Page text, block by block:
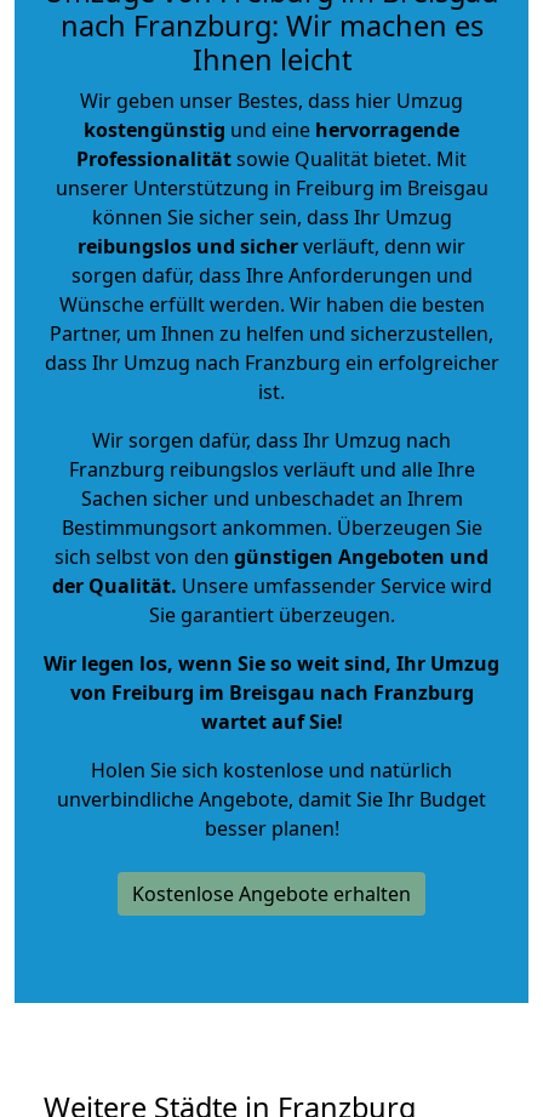
nach Franzburg: Wir machen es
Ihnen leicht
Wir geben unser Bestes, dass hier Umzug
kostengünstig und eine hervorragende
Professionalitätsowie Qualität bietet. Mit
unserer Unterstützung in Freiburg im Breisgau
können Sie sicher sein, dass Ihr Umzug
reibungslos und sicherverläuft, denn wir
sorgen dafür, dass Ihre Anforderungen und
Wünsche erfüllt werden. Wir haben die besten
Partner, um Ihnen zu helfen und sicherzustellen,
dass Ihr Umzug nach Franzburg ein erfolgreicher
ist.
Wir sorgen dafür, dass Ihr Umzug nach
Franzburg reibungslos verläuft und alle Ihre
Sachen sicher und unbeschadet an Ihrem
Bestimmungsort ankommen. Überzeugen Sie
sich selbst von den günstigen Angeboten und
der Qualität. Unsere umfassender Service wird
Sie garantiert überzeugen.
Wir legen los, wenn Sie so weit sind, Ihr Umzug
von Freiburg im Breisgau nach Franzburg
wartet auf Sie!
Holen Sie sich kostenlose und natürlich
unverbindliche Angebote, damit Sie Ihr Budget
besser planen!
Kostenlose Angebote erhalten
Weitere Städte in Franzburg